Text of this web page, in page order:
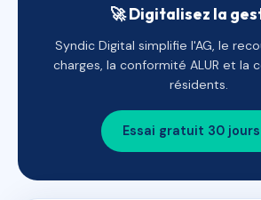
🚀 Digitalisez la
Syndic Digital simplifie l'AG, le
charges, la conformité ALUR et la
résidents.
Essai gratuit 30